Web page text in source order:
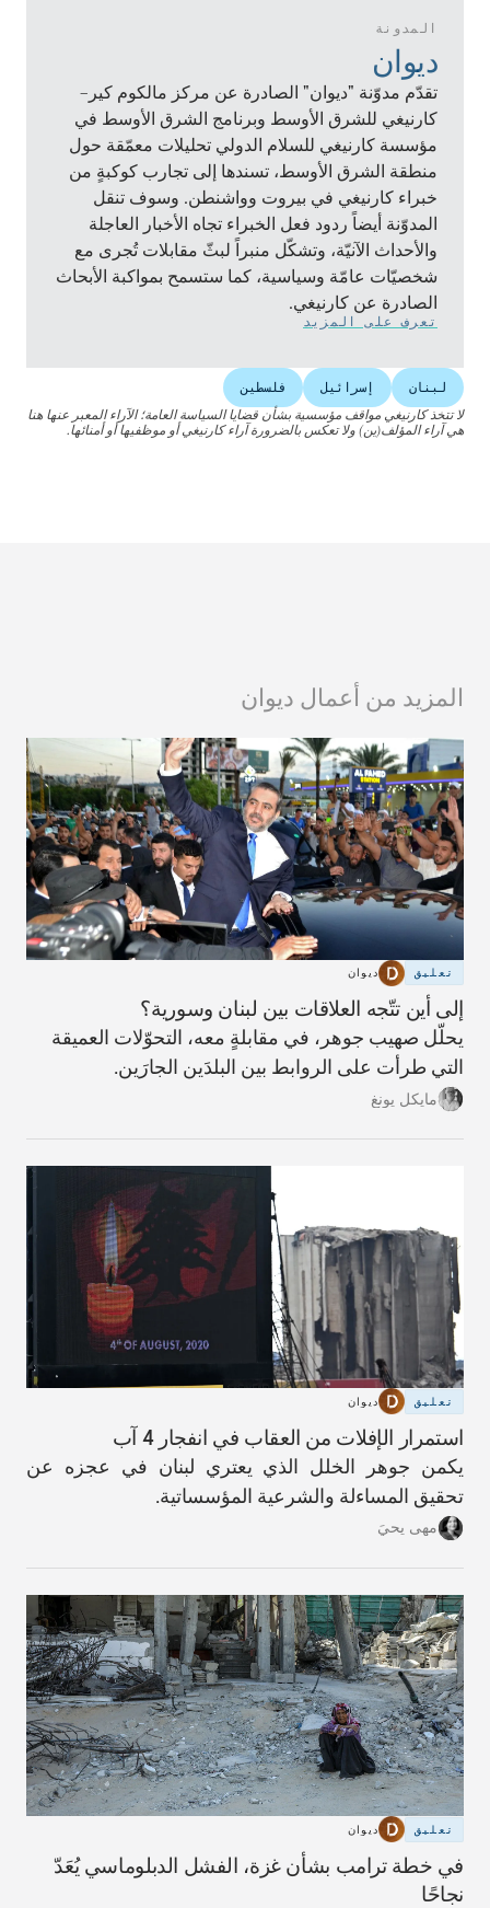
المدونة
ديوان
تقدّم مدوّنة "ديوان" الصادرة عن مركز مالكوم كير–
كارنيغي للشرق الأوسط وبرنامج الشرق الأوسط في
مؤسسة كارنيغي للسلام الدولي تحليلات معمّقة حول
منطقة الشرق الأوسط، تسندها إلى تجارب كوكبةٍ من
خبراء كارنيغي في بيروت وواشنطن. وسوف تنقل
المدوّنة أيضاً ردود فعل الخبراء تجاه الأخبار العاجلة
والأحداث الآنيّة، وتشكّل منبراً لبثّ مقابلات تُجرى مع
شخصيّات عامّة وسياسية، كما ستسمح بمواكبة الأبحاث
الصادرة عن كارنيغي.
تعرف على المزيد
لبنان إسرائيل
فلسطين
لا تتخذ كارنيغي مواقف مؤسسية بشأن قضايا السياسة العامة؛ الآراء المعبر عنها هنا
هي آراء المؤلف(ين) ولا تعكس بالضرورة آراء كارنيغي أو موظفيها أو أمنائها.
المزيد من أعمال ديوان
تعليق ديوان
إلى أين تتّجه العلاقات بين لبنان وسورية؟
يحلّل صهيب جوهر، في مقابلةٍ معه، التحوّلات العميقة
التي طرأت على الروابط بين البلدَين الجارَين.
مايكل يونغ
تعليق ديوان
استمرار الإفلات من العقاب في انفجار 4 آب
يكمن جوهر الخلل الذي يعتري لبنان في عجزه عن
تحقيق المساءلة والشرعية المؤسساتية.
مهى يحيَ
تعليق ديوان
في خطة ترامب بشأن غزة، الفشل الدبلوماسي يُعَدّ
نجاحًا